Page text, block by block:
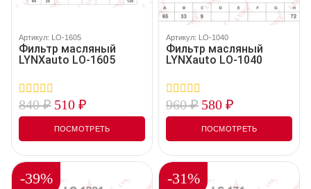
Артикул: LO-1605
Фильтр масляный
LYNXauto LO-1605
0
out
5
840₽ 510 ₽
ПОСМОТРЕТЬ
Артикул: LO-1040
Фильтр масляный
LYNXauto LO-1040
0
out
5
960₽ 580 ₽
ПОСМОТРЕТЬ
-39% -31%